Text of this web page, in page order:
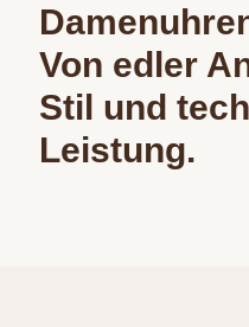
Von edler
Stil und
Leistung.